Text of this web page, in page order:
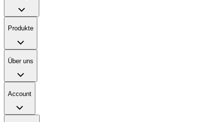
Produkte
Über uns
Account